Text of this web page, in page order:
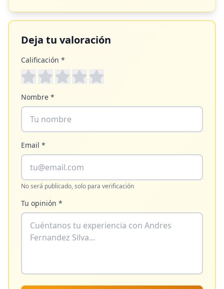
Deja tu valoración
Calificación *
Nombre *
Email *
No será publicado, solo para verificación
Tu opinión *